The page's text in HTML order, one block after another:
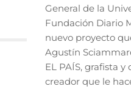
General de la
Fundación Diario
nuevo proyecto
Agustín
EL PAÍS, grafista
creador que le